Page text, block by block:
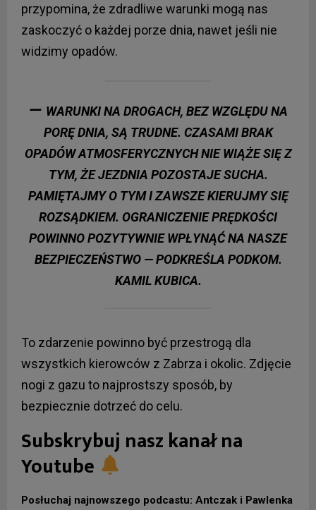
przypomina, że zdradliwe warunki mogą nas
zaskoczyć o każdej porze dnia, nawet jeśli nie
widzimy opadów.
— WARUNKI NA DROGACH, BEZ WZGLĘDU NA
PORĘ DNIA, SĄ TRUDNE. CZASAMI BRAK
OPADÓW ATMOSFERYCZNYCH NIE WIĄŻE SIĘ Z
TYM, ŻE JEZDNIA POZOSTAJE SUCHA.
PAMIĘTAJMY O TYM I ZAWSZE KIERUJMY SIĘ
ROZSĄDKIEM. OGRANICZENIE PRĘDKOŚCI
POWINNO POZYTYWNIE WPŁYNĄĆ NA NASZE
BEZPIECZEŃSTWO — PODKREŚLA PODKOM.
KAMIL KUBICA.
To zdarzenie powinno być przestrogą dla
wszystkich kierowców z Zabrza i okolic. Zdjęcie
nogi z gazu to najprostszy sposób, by
bezpiecznie dotrzeć do celu.
Subskrybuj nasz kanał na
Youtube
Posłuchaj najnowszego podcastu: Antczak i Pawlenka